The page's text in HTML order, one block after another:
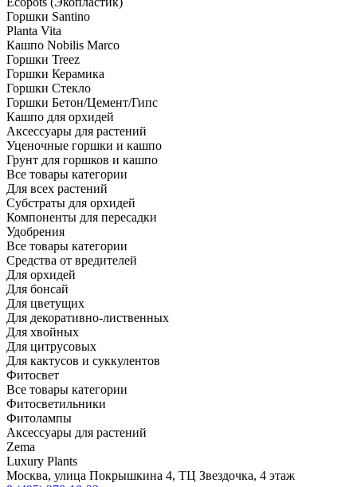
Горшки Santino
Planta Vita
Кашпо Nobilis Marco
Горшки Treez
Горшки Керамика
Горшки Стекло
Горшки Бетон/Цемент/Гипс
Кашпо для орхидей
Аксессуары для растений
Уценочные горшки и кашпо
Грунт для горшков и кашпо
Все товары категории
Для всех растений
Субстраты для орхидей
Компоненты для пересадки
Удобрения
Все товары категории
Средства от вредителей
Для орхидей
Для бонсай
Для цветущих
Для декоративно-лиственных
Для хвойных
Для цитрусовых
Для кактусов и суккулентов
Фитосвет
Все товары категории
Фитосветильники
Фитолампы
Аксессуары для растений
Zema
Luxury Plants
Москва, улица Покрышкина 4, ТЦ Звездочка, 4 этаж